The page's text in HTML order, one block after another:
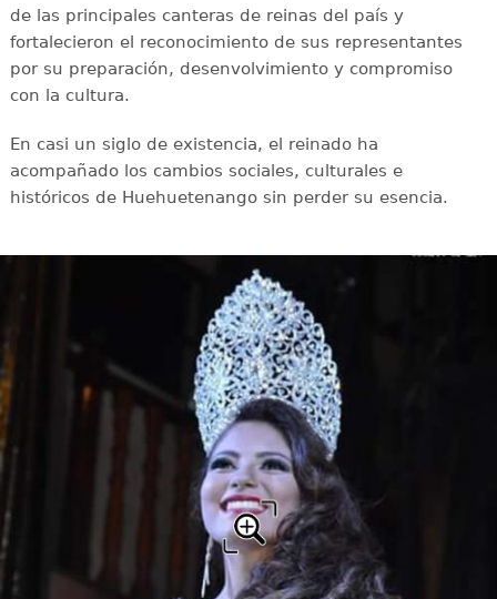
de las principales canteras de reinas del país y
fortalecieron el reconocimiento de sus representantes
por su preparación, desenvolvimiento y compromiso
con la cultura.
En casi un siglo de existencia, el reinado ha
acompañado los cambios sociales, culturales e
históricos de Huehuetenango sin perder su esencia.